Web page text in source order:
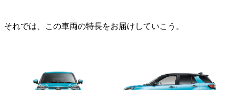
それでは、この車両の特長をお届けしていこう。